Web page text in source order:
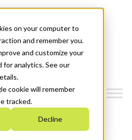
on your computer to
and remember you.
and customize your
for analytics. See our
cookie will remember
tracked.
Decline
2030